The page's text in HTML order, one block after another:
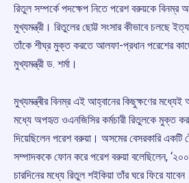
রিতুল সম্পর্কে পদক্ষেপ নিতে পরেশ বরুয়কে বিনম্র
মুখ্যমন্ত্রী। রিতুলের ছোট্ট সংসার কীভাবে চলছে
তাঁকে শীঘ্র মুক্ত করতে আলফা-প্রধান পরেশের
মুখ্যমন্ত্রী ড. শর্মা।
মুখ্যমন্ত্ৰীর বিনম্র এই আহ্বানের কিছুক্ষণের মধ্যেই
মধ্যে অপহৃত ওএনজিসির কৰ্মচারী রিতুলকে মুক্ত
দিয়েছিলেন পরেশ বরুয়া। অসমের বেসরকারি একটি
সম্পাদককে ফোন করে পরেশ বরুয়া বলেছিলেন, ‘২০০
চারদিনের মধ্যে রিতুল শইকিয়া তাঁর ঘরে ফিরে